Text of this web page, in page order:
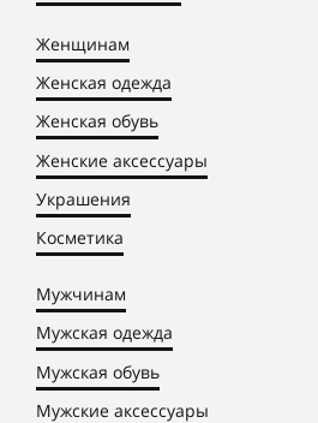
Женщинам
Женская одежда
Женская обувь
Женские аксессуары
Украшения
Косметика
Мужчинам
Мужская одежда
Мужская обувь
Мужские аксессуары